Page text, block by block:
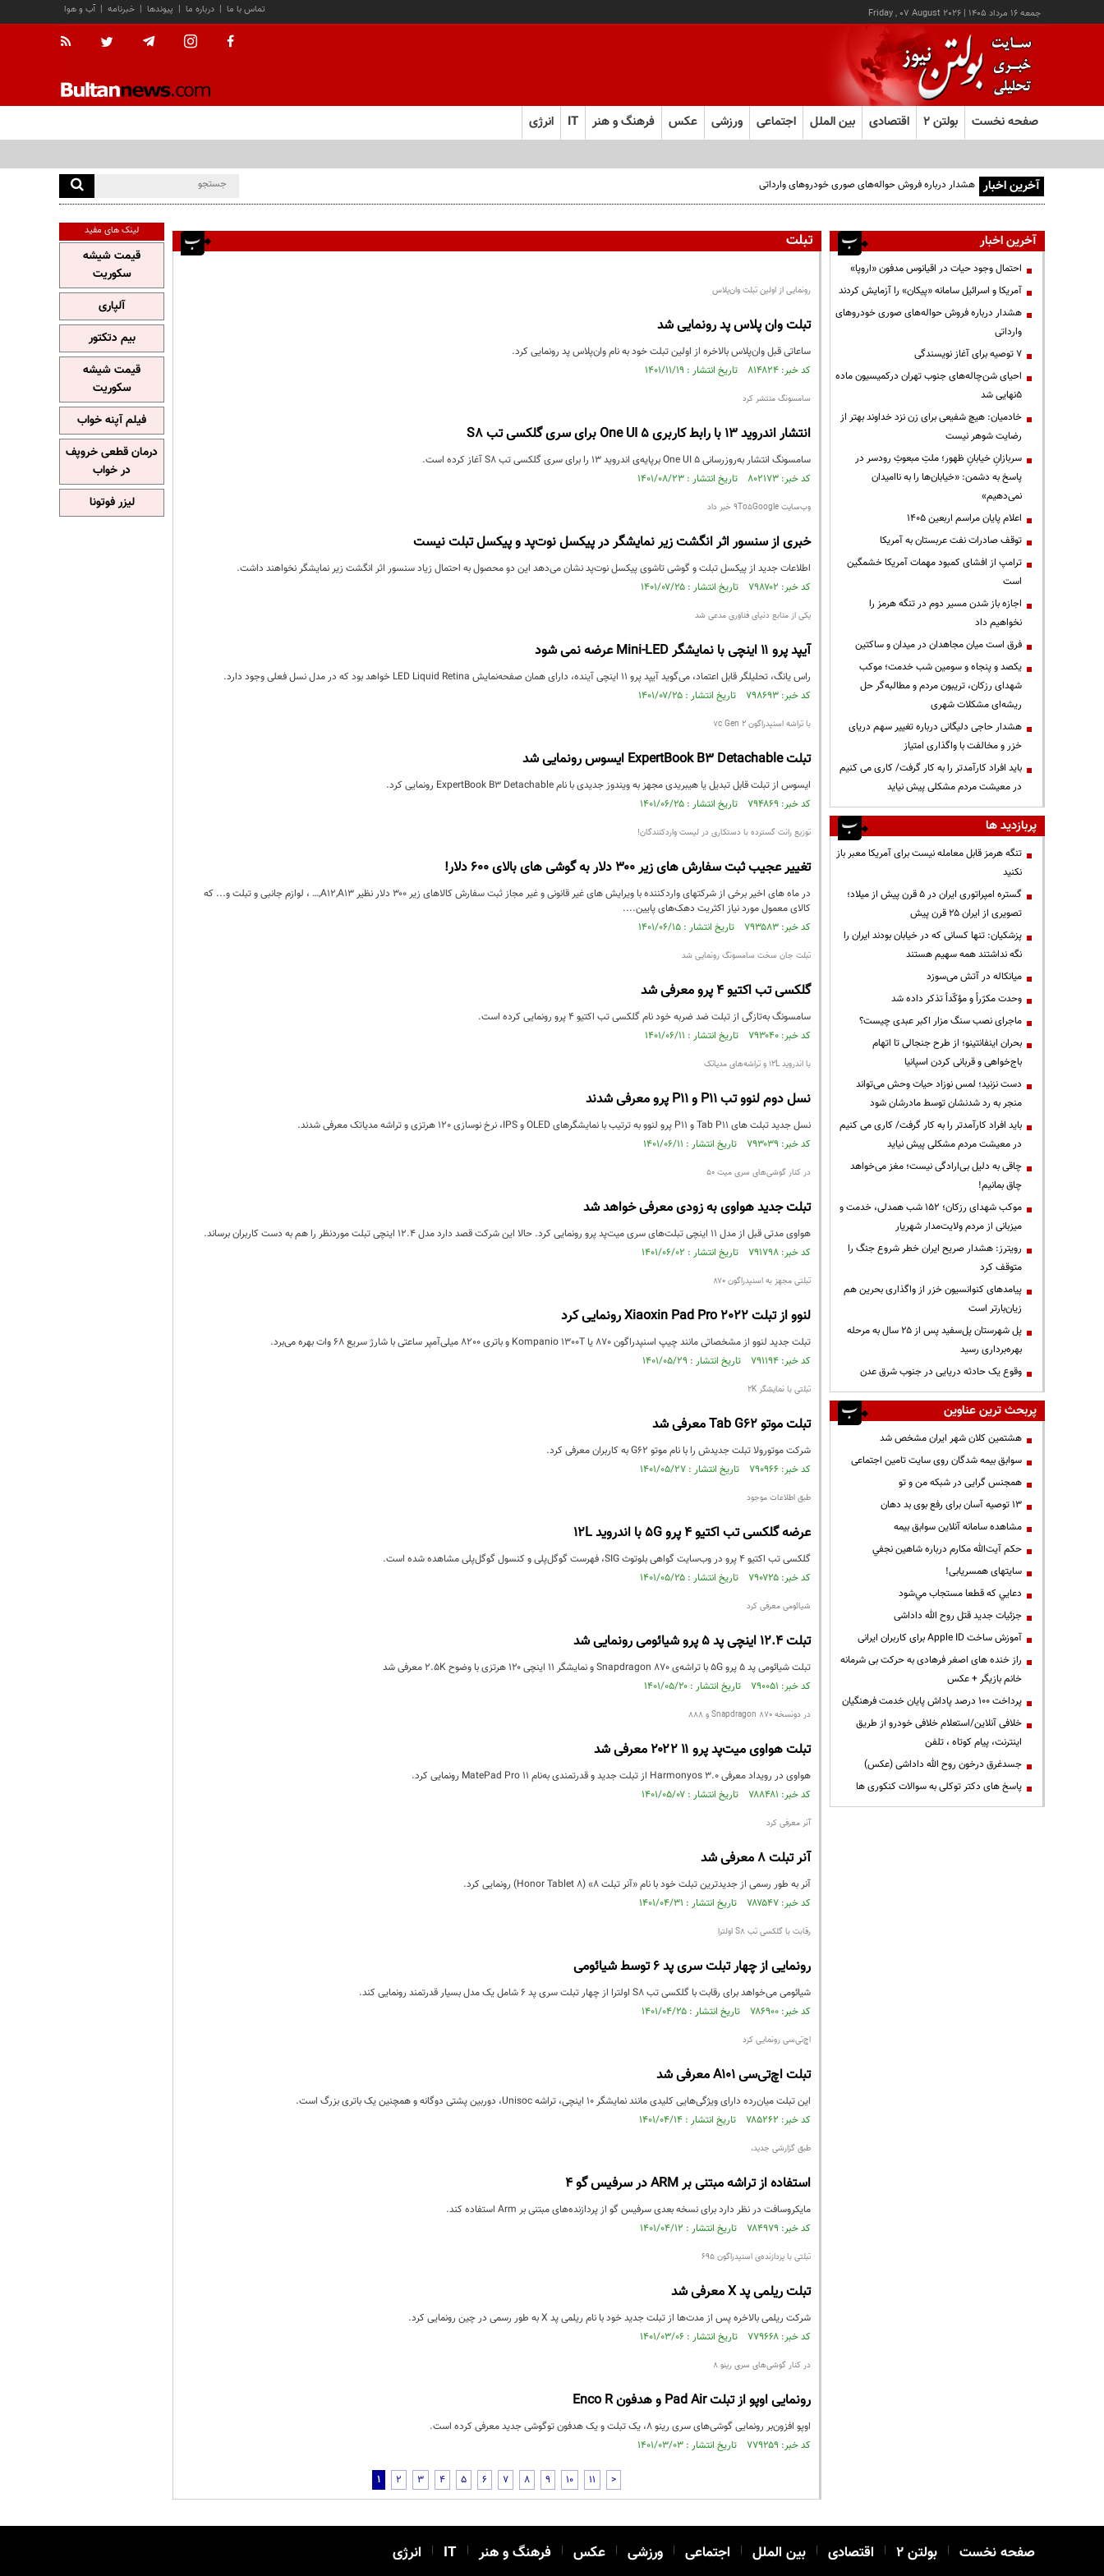
جمعه ۱۶ مرداد ۱۴۰۵ |
Friday , 07 August 2026 آب و هوا | خبرنامه | پیوندها | درباره ما | تماس با ما
صفحه نخست بولتن ۲ اقتصادی بین الملل اجتماعی ورزشی عکس فرهنگ و هنر IT انرژی
آخرین اخبار هشدار درباره فروش حواله‌های صوری خودروهای وارداتی
تبلت
رونمایی از اولین تبلت وان‌پلاس
تبلت وان پلاس پد رونمایی شد
ساعاتی قبل وان‌پلاس بالاخره از اولین تبلت خود به نام وان‌پلاس پد رونمایی کرد.
کد خبر: ۸۱۴۸۲۴ تاریخ انتشار : ۱۴۰۱/۱۱/۱۹
سامسونگ منتشر کرد
انتشار اندروید 13 با رابط کاربری One UI 5 برای سری گلکسی تب S8
سامسونگ انتشار به‌روزرسانی One UI 5 برپایه‌ی اندروید ۱۳ را برای سری گلکسی تب S8 آغاز کرده است.
کد خبر: ۸۰۲۱۷۳ تاریخ انتشار : ۱۴۰۱/۰۸/۲۳
وب‌سایت ۹To5Google خبر داد
خبری از سنسور اثر انگشت زیر نمایشگر در پیکسل نوت‌پد و پیکسل تبلت نیست
اطلاعات جدید از پیکسل تبلت و گوشی تاشوی پیکسل نوت‌پد نشان می‌دهد این دو محصول به احتمال زیاد سنسور اثر انگشت زیر نمایشگر نخواهند داشت.
کد خبر: ۷۹۸۷۰۲ تاریخ انتشار : ۱۴۰۱/۰۷/۲۵
یکی از منابع دنیای فناوری مدعی شد
آیپد پرو ۱۱ اینچی با نمایشگر Mini-LED عرضه نمی شود
راس یانگ، تحلیلگر قابل اعتماد، می‌گوید آیپد پرو ۱۱ اینچی آینده، دارای همان صفحه‌نمایش LED Liquid Retina خواهد بود که در مدل نسل فعلی وجود دارد.
کد خبر: ۷۹۸۶۹۳ تاریخ انتشار : ۱۴۰۱/۰۷/۲۵
با تراشه اسنپدراگون 7c Gen 2
تبلت ExpertBook B3 Detachable ایسوس رونمایی شد
ایسوس از تبلت قابل تبدیل یا هیبریدی مجهز به ویندوز جدیدی با نام ExpertBook B3 Detachable رونمایی کرد.
کد خبر: ۷۹۴۸۶۹ تاریخ انتشار : ۱۴۰۱/۰۶/۲۵
توزیع رانت گسترده با دستکاری در لیست واردکنندگان!
تغییر عجیب ثبت سفارش های زیر ۳۰۰ دلار به گوشی های بالای ۶۰۰ دلار!
در ماه های اخیر برخی از شرکتهای واردکننده با ویرایش های غیر قانونی و غیر مجاز ثبت سفارش کالاهای زیر ۳۰۰ دلار نظیر A۱۲,A۱۳,… ، لوازم جانبی و تبلت و... که
کالای معمول مورد نیاز اکثریت دهک‌های پایین....
کد خبر: ۷۹۳۵۸۳ تاریخ انتشار : ۱۴۰۱/۰۶/۱۵
تبلت جان سخت سامسونگ رونمایی شد
گلکسی تب اکتیو ۴ پرو معرفی شد
سامسونگ به‌تازگی از تبلت ضد ضربه خود نام گلکسی تب اکتیو ۴ پرو رونمایی کرده است.
کد خبر: ۷۹۳۰۴۰ تاریخ انتشار : ۱۴۰۱/۰۶/۱۱
با اندروید 12L و تراشه‌های مدیاتک
نسل دوم لنوو تب P11 و P11 پرو معرفی شدند
نسل جدید تبلت های Tab P11 و P11 پرو لنوو به ترتیب با نمایشگرهای OLED و IPS، نرخ نوسازی 120 هرتزی و تراشه مدیاتک معرفی شدند.
کد خبر: ۷۹۳۰۳۹ تاریخ انتشار : ۱۴۰۱/۰۶/۱۱
در کنار گوشی‌های سری میت ۵۰
تبلت جدید هواوی به زودی معرفی خواهد شد
هواوی مدتی قبل از مدل ۱۱ اینچی تبلت‌های سری میت‌پد پرو رونمایی کرد. حالا این شرکت قصد دارد مدل ۱۲.۴ اینچی تبلت موردنظر را هم به دست کاربران برساند.
کد خبر: ۷۹۱۷۹۸ تاریخ انتشار : ۱۴۰۱/۰۶/۰۲
تبلتی مجهز به اسنپدراگون ۸۷۰
لنوو از تبلت Xiaoxin Pad Pro 2022 رونمایی کرد
تبلت جدید لنوو از مشخصاتی مانند چیپ اسنپدراگون 870 یا Kompanio 1300T و باتری 8200 میلی‌آمپر ساعتی با شارژ سریع 68 وات بهره می‌برد.
کد خبر: ۷۹۱۱۹۴ تاریخ انتشار : ۱۴۰۱/۰۵/۲۹
تبلتی با نمایشگر ۲K
تبلت موتو Tab G62 معرفی شد
شرکت موتورولا تبلت جدیدش را با نام موتو G62 به کاربران معرفی کرد.
کد خبر: ۷۹۰۹۶۶ تاریخ انتشار : ۱۴۰۱/۰۵/۲۷
طبق اطلاعات موجود
عرضه گلکسی تب اکتیو 4 پرو 5G با اندروید 12L
گلکسی تب اکتیو ۴ پرو در وب‌سایت گواهی بلوتوث SIG، فهرست گوگل‌پلی و کنسول گوگل‌پلی مشاهده شده است.
کد خبر: ۷۹۰۷۲۵ تاریخ انتشار : ۱۴۰۱/۰۵/۲۵
شیائومی معرفی کرد
تبلت 12.4 اینچی پد 5 پرو شیائومی رونمایی شد
تبلت شیائومی پد ۵ پرو 5G با تراشه‌ی Snapdragon 870 و نمایشگر ۱۱ اینچی ۱۲۰ هرتزی با وضوح 2.5K معرفی شد
کد خبر: ۷۹۰۰۵۱ تاریخ انتشار : ۱۴۰۱/۰۵/۲۰
در دونسخه Snapdragon 870 و 888
تبلت هواوی میت‌پد پرو ۱۱ ۲۰۲۲ معرفی شد
هواوی در رویداد معرفی Harmonyos 3.0 از تبلت جدید و قدرتمندی به‌نام MatePad Pro 11 رونمایی کرد.
کد خبر: ۷۸۸۴۸۱ تاریخ انتشار : ۱۴۰۱/۰۵/۰۷
آنر معرفی کرد
آنر تبلت 8 معرفی شد
آنر به طور رسمی از جدیدترین تبلت خود با نام «آنر تبلت 8» (Honor Tablet 8) رونمایی کرد.
کد خبر: ۷۸۷۵۴۷ تاریخ انتشار : ۱۴۰۱/۰۴/۳۱
رقابت با گلکسی تب S8 اولترا
رونمایی از چهار تبلت سری پد ۶ توسط شیائومی
شیائومی می‌خواهد برای رقابت با گلکسی تب S8 اولترا از چهار تبلت سری پد ۶ شامل یک مدل بسیار قدرتمند رونمایی کند.
کد خبر: ۷۸۶۹۰۰ تاریخ انتشار : ۱۴۰۱/۰۴/۲۵
اچ‌تی‌سی رونمایی کرد
تبلت اچ‌تی‌سی A101 معرفی شد
این تبلت میان‌رده دارای ویژگی‌هایی کلیدی مانند نمایشگر 10 اینچی، تراشه Unisoc، دوربین پشتی دوگانه و همچنین یک باتری بزرگ است.
کد خبر: ۷۸۵۲۶۲ تاریخ انتشار : ۱۴۰۱/۰۴/۱۴
طبق گزارشی جدید،
استفاده از تراشه مبتنی بر ARM در سرفیس گو 4
مایکروسافت در نظر دارد برای نسخه بعدی سرفیس گو از پردازنده‌های مبتنی بر Arm استفاده کند.
کد خبر: ۷۸۴۹۷۹ تاریخ انتشار : ۱۴۰۱/۰۴/۱۲
تبلتی با پردازنده‌ی اسنپدراگون ۶۹۵
تبلت ریلمی پد X معرفی شد
شرکت ریلمی بالاخره پس از مدت‌ها از تبلت جدید خود با نام ریلمی پد X به طور رسمی در چین رونمایی کرد.
کد خبر: ۷۷۹۶۶۸ تاریخ انتشار : ۱۴۰۱/۰۳/۰۶
در کنار گوشی‌های سری رینو ۸
رونمایی اوپو از تبلت Pad Air و هدفون Enco R
اوپو افزون‌بر رونمایی گوشی‌های سری رینو ۸، یک تبلت و یک هدفون توگوشی جدید معرفی کرده است.
کد خبر: ۷۷۹۲۵۹ تاریخ انتشار : ۱۴۰۱/۰۳/۰۳
1 2 3 4 5 6 7 8 9 10 11 >
آخرین اخبار
احتمال وجود حیات در اقیانوس مدفون «اروپا»
آمریکا و اسرائیل سامانه «پیکان» را آزمایش کردند
هشدار درباره فروش حواله‌های صوری خودروهای
وارداتی
۷ توصیه برای آغاز نویسندگی
احیای شن‌چاله‌های جنوب تهران درکمیسیون ماده
۵نهایی شد
خادمیان: هیچ شفیعی برای زن نزد خداوند بهتر از
رضایت شوهر نیست
سربازانِ خیابانِ ظهور؛ ملتِ مبعوثِ رودسر در
پاسخ به دشمن: «خیابان‌ها را به ناامیدان
نمی‌دهیم»
اعلام پایان مراسم اربعین ۱۴۰۵
توقف صادرات نفت عربستان به آمریکا
ترامپ از افشای کمبود مهمات آمریکا خشمگین
است
اجازه باز شدن مسیر دوم در تنگه هرمز را
نخواهیم داد
فرق است میان مجاهدان در میدان و ساکتین
یکصد و پنجاه و سومین شب خدمت؛ موکب
شهدای رزکان، تریبون مردم و مطالبه‌گر حل
ریشه‌ای مشکلات شهری
هشدار حاجی دلیگانی درباره تغییر سهم دریای
خزر و مخالفت با واگذاری امتیاز
باید افراد کارآمدتر را به کار گرفت/ کاری می کنیم
در معیشت مردم مشکلی پیش نیاید
پربازدید ها
تنگه هرمز قابل معامله نیست برای آمریکا معبر باز
نکنید
گستره امپراتوری ایران در ۵ قرن پیش از میلاد؛
تصویری از ایران ۲۵ قرن پیش
پزشکیان: تنها کسانی که در خیابان بودند ایران را
نگه نداشتند همه سهیم هستند
میانکاله در آتش می‌سوزد
وحدت مکرّراً و مؤکّداً تذکر داده شد
ماجرای نصب سنگ مزار اکبر عبدی چیست؟
بحران اینفانتینو؛ از طرح جنجالی تا اتهام
باج‌خواهی و قربانی کردن اسپانیا
دست نزنید؛ لمس نوزاد حیات وحش می‌تواند
منجر به رد شدنشان توسط مادرشان شود
باید افراد کارآمدتر را به کار گرفت/ کاری می کنیم
در معیشت مردم مشکلی پیش نیاید
چاقی به دلیل بی‌ارادگی نیست؛ مغز می‌خواهد
چاق بمانیم!
موکب شهدای رزکان؛ ۱۵۲ شب همدلی، خدمت و
میزبانی از مردم ولایت‌مدار شهریار
رویترز: هشدار صریح ایران خطر شروع جنگ را
متوقف کرد
پیامدهای کنوانسیون خزر از واگذاری بحرین هم
زیان‌بارتر است
پل شهرستان پل‌سفید پس از ۲۵ سال به مرحله
بهره‌برداری رسید
وقوع یک حادثه دریایی در جنوب شرق عدن
پربحث ترین عناوین
هشتمین کلان شهر ایران مشخص شد
سوابق بیمه شدگان روی سایت تامین اجتماعی
همجنس گرایی در شبکه من و تو
13 توصیه آسان برای رفع بوی بد دهان
مشاهده سامانه آنلاين سوابق بیمه
حكم آيت‌الله مكارم درباره شاهين نجفي
سایتهای همسریابی!
دعايي كه قطعا مستجاب مي‌شود
جزئیات جدید قتل روح الله داداشی
آموزش ساخت Apple ID برای کاربران ایرانی
راز خنده های اصغر فرهادی به حرکت بی شرمانه
خانم بازیگر + عکس
پرداخت ۱۰۰ درصد پاداش پایان خدمت فرهنگیان
خلافی آنلاین/استعلام خلافی خودرو از طریق
اینترنت، پیام کوتاه ، تلفن
جسدغرق درخون روح الله داداشی (عکس)
پاسخ های دکتر توکلی به سوالات کنکوری ها
لینک های مفید
قیمت شیشه
سکوریت
آلپاری
بیم دتکتور
قیمت شیشه
سکوریت
فیلم آپنه خواب
درمان قطعی خروپف
در خواب
لیزر فوتونا
صفحه نخست | بولتن ۲ | اقتصادی | بین الملل | اجتماعی | ورزشی | عکس | فرهنگ و هنر |
IT
| انرژی